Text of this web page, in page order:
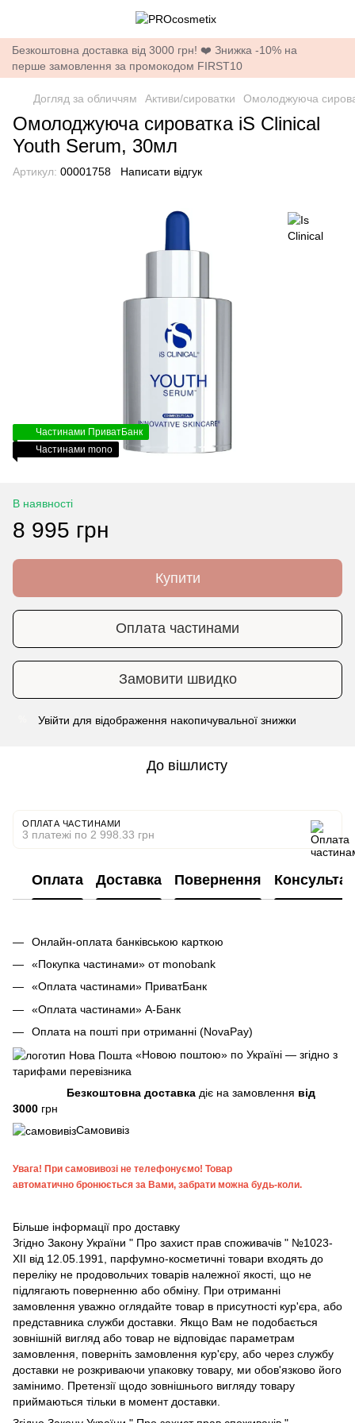
Безкоштовна доставка від 3000 грн! ❤️ Знижка -10% на
перше замовлення за промокодом FIRST10
Догляд за обличчям Активи/сироватки Омолоджуюча
Омолоджуюча сироватка iS Clinical
Youth Serum, 30мл
Артикул: 00001758 Написати відгук
Частинами ПриватБанк
Частинами mono
В наявності
8 995 грн
Купити
Оплата частинами
Замовити швидко
Увійти для відображення накопичувальної знижки
До вішлисту
ОПЛАТА ЧАСТИНАМИ
3 платежі по 2 998.33 грн
Оплата Доставка Повернення
Онлайн-оплата банківською карткою
«Покупка частинами» от monobank
«Оплата частинами» ПриватБанк
«Оплата частинами» А-Банк
Оплата на пошті при отриманні (NovaPay)
«Новою поштою» по Україні — згідно з
тарифами перевізника
Безкоштовна доставка діє на замовлення від
3000 грн
Самовивіз
Увага! При самовивозі не телефонуємо! Товар
автоматично бронюється за Вами, забрати можна будь-коли.
Більше інформації про доставку
Згідно Закону України " Про захист прав споживачів " №1023-
XII від 12.05.1991, парфумно-косметичні товари входять до
переліку не продовольчих товарів належної якості, що не
підлягають поверненню або обміну. При отриманні
замовлення уважно оглядайте товар в присутності кур'єра, або
представника служби доставки. Якщо Вам не подобається
зовнішній вигляд або товар не відповідає параметрам
замовлення, поверніть замовлення кур'єру, або через службу
доставки не розкриваючи упаковку товару, ми обов'язково його
замінимо. Претензії щодо зовнішнього вигляду товару
приймаються тільки в момент доставки.